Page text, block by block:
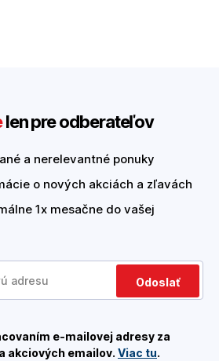
len pre odberateľov
a nerelevantné ponuky
o nových akciách a zľavách
1x mesačne do vašej
Odoslať
e-mailovej adresy za
akciových emailov. Viac tu.